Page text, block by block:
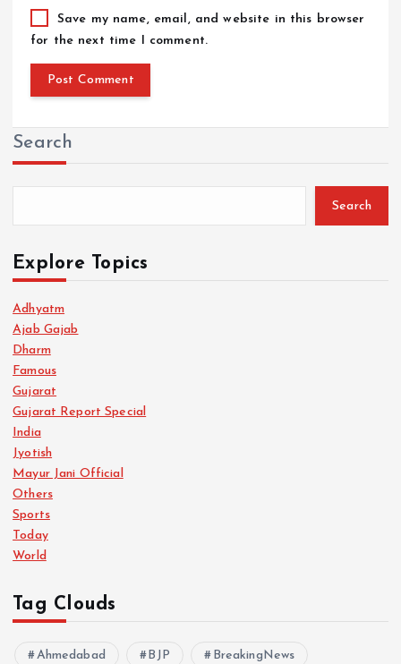
Save my name, email, and website in this browser
for the next time I comment.
Search
Search
Explore Topics
Adhyatm
Ajab Gajab
Dharm
Famous
Gujarat
Gujarat Report Special
India
Jyotish
Mayur Jani Official
Others
Sports
Today
World
Tag Clouds
Ahmedabad BJP BreakingNews